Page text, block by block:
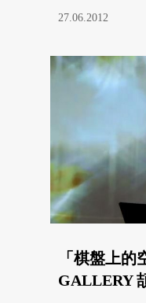
27.06.2012
「棋盤上的
GALLERY